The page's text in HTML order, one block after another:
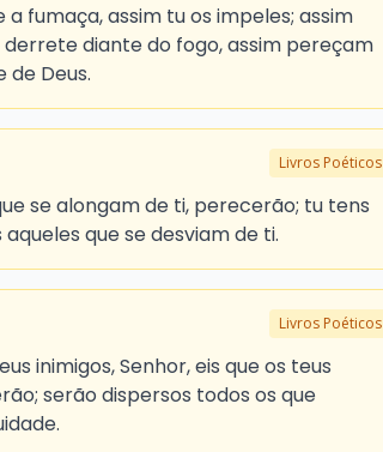
a fumaça, assim tu os impeles; assim
diante do fogo, assim pereçam
de Deus.
Livros Poéticos
se alongam de ti, perecerão; tu tens
que se desviam de ti.
Livros Poéticos
inimigos, Senhor, eis que os teus
serão dispersos todos os que